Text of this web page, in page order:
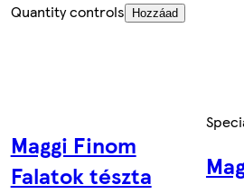
Quantity controls
Hozzáad
Maggi Finom
Falatok tészta